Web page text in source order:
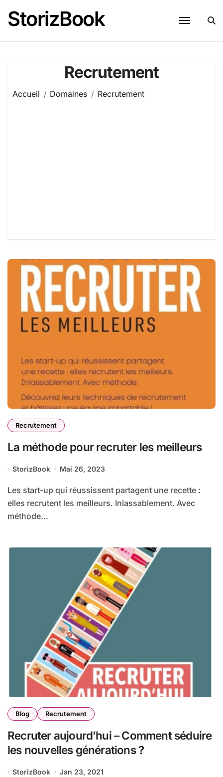
contenu
StorizBook
Recrutement
Accueil Domaines Recrutement
Recrutement
La méthode pour recruter les meilleurs
StorizBook Mai 26, 2023
Les start-up qui réussissent partagent une recette :
elles recrutent les meilleurs. Inlassablement. Avec
méthode...
Blog Recrutement
Recruter aujourd’hui – Comment séduire
les nouvelles générations ?
StorizBook Jan 23, 2021